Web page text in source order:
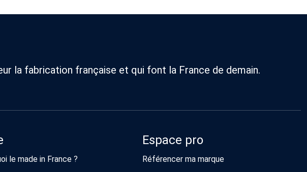
la fabrication française et qui font la France de demain.
le made in France ?
Espace pro
Référencer ma marque